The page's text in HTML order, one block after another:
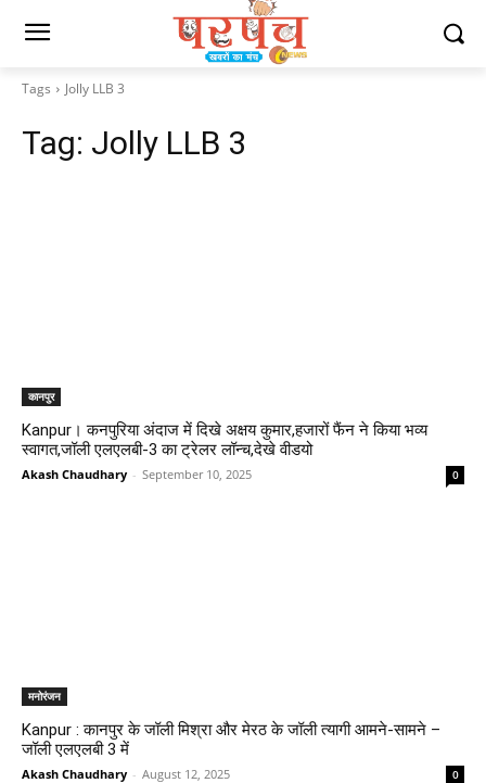
Tags Jolly LLB 3
Tag: Jolly LLB 3
कानपुर
Kanpur। कनपुरिया अंदाज में दिखे अक्षय कुमार,हजारों फैंन ने किया भव्य
स्वागत,जॉली एलएलबी-3 का ट्रेलर लॉन्च,देखे वीडयो
Akash Chaudhary - September 10, 2025 0
मनोरंजन
Kanpur : कानपुर के जॉली मिश्रा और मेरठ के जॉली त्यागी आमने-सामने –
जॉली एलएलबी 3 में
Akash Chaudhary - August 12, 2025 0